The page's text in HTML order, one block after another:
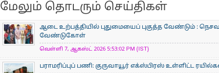
மேலும் தொடரும் செய்திகள்
ஆடை உற்பத்தியில் புதுமையைப் புகுத்த வேண்டும் :
வேண்டுகோள்
வெள்ளி 7, ஆகஸ்ட் 2026 5:53:02 PM (IST)
பராமரிப்புப் பணி: குருவாயூர் எக்ஸ்பிரஸ் உள்ளிட்ட